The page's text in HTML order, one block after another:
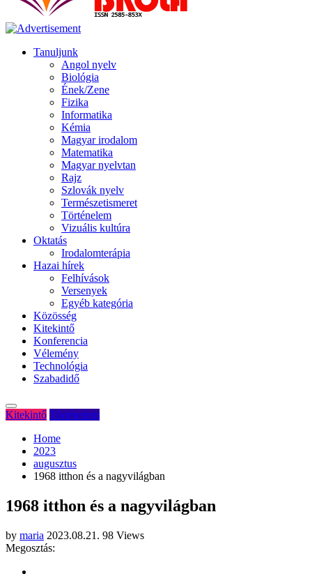
Tanuljunk
Angol nyelv
Biológia
Ének/Zene
Fizika
Informatika
Kémia
Magyar irodalom
Matematika
Magyar nyelvtan
Rajz
Szlovák nyelv
Természetismeret
Történelem
Vizuális kultúra
Oktatás
Irodalomterápia
Hazai hírek
Felhívások
Versenyek
Egyéb kategória
Közösség
Kitekintő
Konferencia
Vélemény
Technológia
Szabadidő
Kitekintő Történelem
Home
2023
augusztus
1968 itthon és a nagyvilágban
1968 itthon és a nagyvilágban
by maria 2023.08.21. 98 Views
Megosztás: